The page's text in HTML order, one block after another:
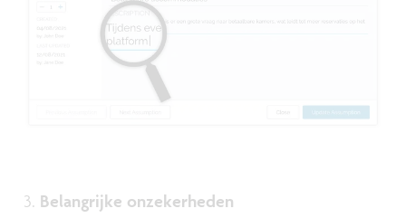
Belangrijke onzekerheden